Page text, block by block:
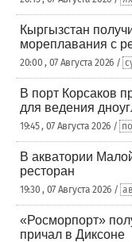
Кыргызстан
мореплавания с
20:00 , 07 Августа 2026 /
В порт Корсаков
для ведения
19:45 , 07 Августа 2026 /
В акватории
ресторан
19:30 , 07 Августа 2026 /
«Росморпорт»
причал в Диксоне